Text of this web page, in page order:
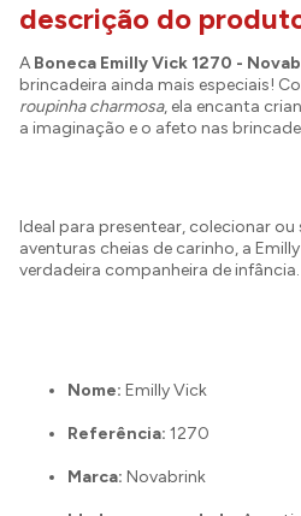
descrição do
A Boneca Emilly Vick 1270 -
brincadeira ainda mais especiais!
roupinha charmosa, ela encanta
a imaginação e o afeto nas
Ideal para presentear, colecionar
aventuras cheias de carinho, a
verdadeira companheira de infância.
Nome: Emilly Vick
Referência: 1270
Marca: Novabrink